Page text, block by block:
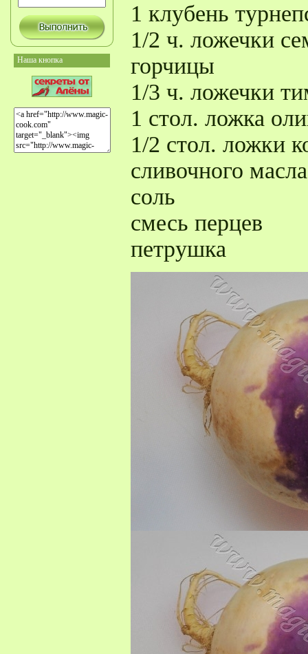
Наша кнопка
1 клубень
1/2 ч. ложечки
горчицы
1/3 ч. ложечки
1 стол. ложка
1/2 стол. ложки
сливочного масла
соль
смесь перцев
петрушка